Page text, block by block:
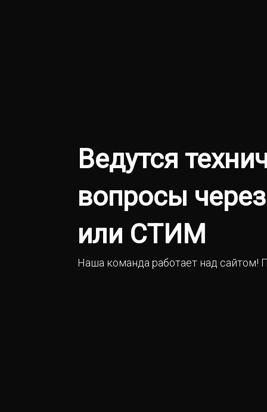
Ведутся
вопросы
или СТИМ
Наша команда работает над сайтом!